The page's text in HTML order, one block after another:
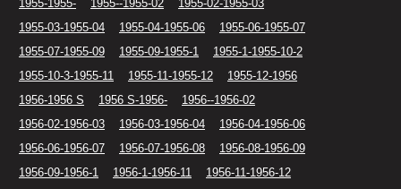
1955-1955-
1955--1955-02
1955-02-1955-03
1955-03-1955-04
1955-04-1955-06
1955-06-1955-07
1955-07-1955-09
1955-09-1955-1
1955-1-1955-10-2
1955-10-3-1955-11
1955-11-1955-12
1955-12-1956
1956-1956 S
1956 S-1956-
1956--1956-02
1956-02-1956-03
1956-03-1956-04
1956-04-1956-06
1956-06-1956-07
1956-07-1956-08
1956-08-1956-09
1956-09-1956-1
1956-1-1956-11
1956-11-1956-12